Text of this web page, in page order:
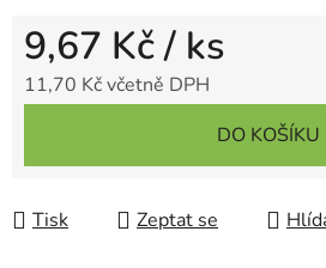
9,67 Kč/ ks
11,70 Kč včetně DPH
DO KOŠÍKU
Tisk Zeptat se